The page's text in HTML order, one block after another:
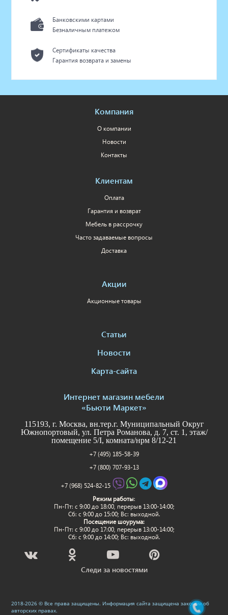
Банковскими картами
Безналичным платежом
Сертификаты качества
Гарантия возврата и замены
Компания
О компании
Новости
Контакты
Клиентам
Оплата
Гарантия и возврат
Мебель в рассрочку
Часто задаваемые вопросы
Доставка
Акции
Акционные товары
Статьи
Новости
Карта-сайта
Интернет магазин мебели
«Бьюти Маркет»
115193, г. Москва, вн.тер.г. Муниципальный Округ
Южнопортовый, ул. Петра Романова, д. 7, ст. 1, этаж/
помещение 5/I, комната/нрм 8/12-21
+7 (495) 185-58-39
+7 (800) 707-93-13
+7 (968) 524-82-15
Режим работы:
Пн-Пт: c 9:00 до 18:00, перерыв 13:00-14:00;
Сб: с 9:00 до 15:00; Вс: выходной.
Посещение шоурума:
Пн-Пт: c 9:00 до 17:00, перерыв 13:00-14:00;
Сб: с 9:00 до 14:00; Вс: выходной.
Следи за новостями
2018-2026 © Все права защищены. Информация сайта защищена законом об
авторских правах.